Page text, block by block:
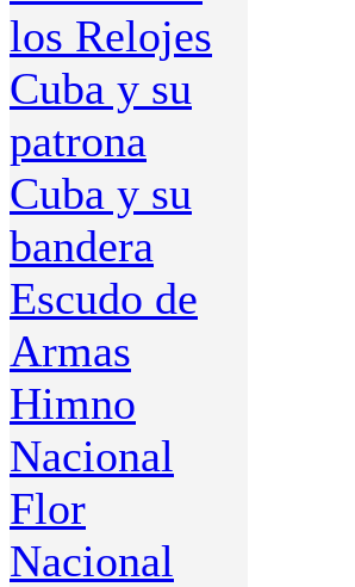
los Relojes
Cuba y su
patrona
Cuba y su
bandera
Escudo de
Armas
Himno
Nacional
Flor
Nacional